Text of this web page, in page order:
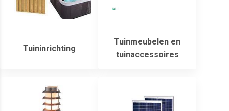
Tuininrichting
Tuinmeubelen en
tuinaccessoires